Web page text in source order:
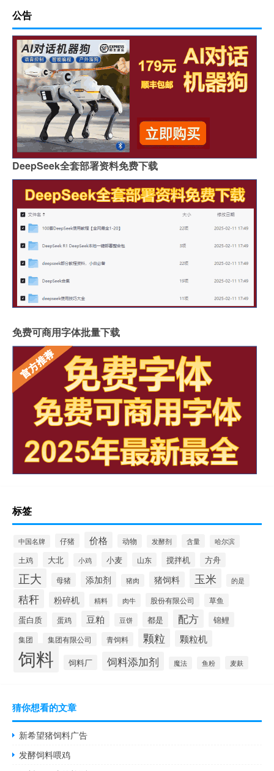
公告
DeepSeek全套部署资料免费下载
免费可商用字体批量下载
标签
中国名牌 仔猪 价格 动物 发酵剂 含量 哈尔滨
土鸡 大北 小鸡 小麦 山东 搅拌机 方舟
正大 母猪 添加剂 猪肉 猪饲料 玉米 的是
秸秆 粉碎机 精料 肉牛 股份有限公司 草鱼
蛋白质 蛋鸡 豆粕 豆饼 都是 配方 锦鲤
集团 集团有限公司 青饲料 颗粒 颗粒机
饲料 饲料厂 饲料添加剂 魔法 鱼粉 麦麸
猜你想看的文章
新希望猪饲料广告
发酵饲料喂鸡